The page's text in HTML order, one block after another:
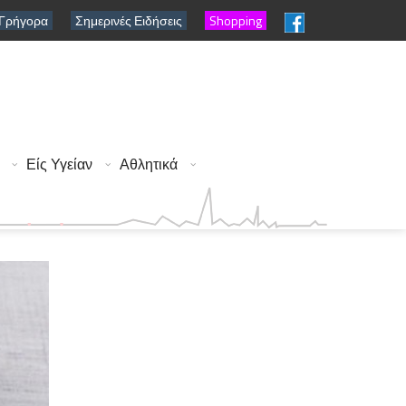
Σημερινές Ειδήσεις Shopping
Είς Υγείαν Αθλητικά